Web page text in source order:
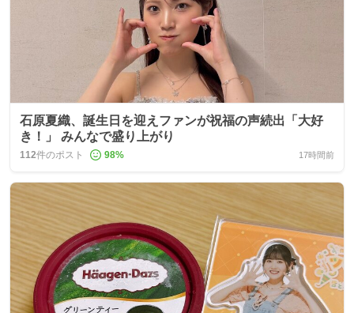
石原夏織、誕生日を迎えファンが祝福の声続出「大好
き！」 みんなで盛り上がり
112件のポスト 98% 17時間前